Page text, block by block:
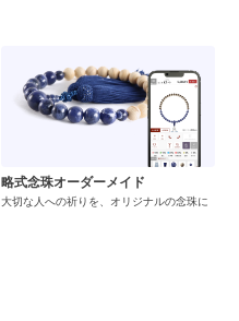
略式念珠オーダーメイド
大切な人への祈りを、オリジナルの念珠に